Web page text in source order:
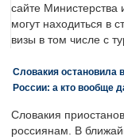
сайте Министерства
могут находиться в
визы в том числе с
Словакия остановила
России: а кто вообще
Словакия
россиянам. В